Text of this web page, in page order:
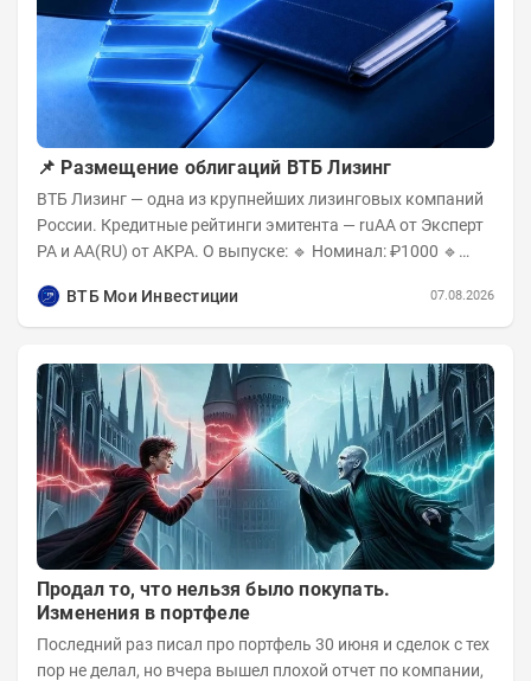
📌 Размещение облигаций ВТБ Лизинг
ВТБ Лизинг — одна из крупнейших лизинговых компаний
России. Кредитные рейтинги эмитента — ruAA от Эксперт
РА и AA(RU) от АКРА. О выпуске: 🔹 Номинал: ₽1000 🔹
ВТБ Мои Инвестиции
07.08.2026
Продал то, что нельзя было покупать.
Изменения в портфеле
Последний раз писал про портфель 30 июня и сделок с тех
пор не делал, но вчера вышел плохой отчет по компании,